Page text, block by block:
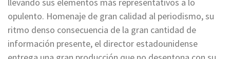
llevando sus elementos más representativos a lo
opulento. Homenaje de gran calidad al periodismo, su
ritmo denso consecuencia de la gran cantidad de
información presente, el director estadounidense